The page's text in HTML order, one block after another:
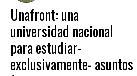
Unafront: una
universidad nacional
para estudiar-
exclusivamente- asuntos